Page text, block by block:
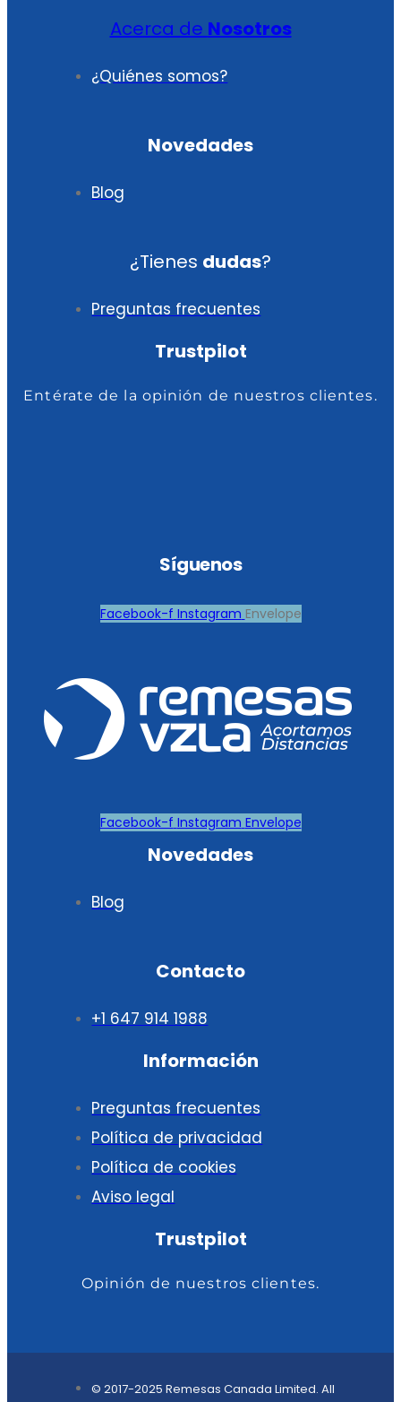
Acerca de Nosotros
¿Quiénes somos?
Novedades
Blog
¿Tienes dudas?
Preguntas frecuentes
Trustpilot
Entérate de la opinión de nuestros clientes.
Síguenos
Facebook-f Instagram Envelope
Facebook-f Instagram Envelope
Novedades
Blog
Contacto
+1 647 914 1988
Información
Preguntas frecuentes
Política de privacidad
Política de cookies
Aviso legal
Trustpilot
Opinión de nuestros clientes.
© 2017-2025 Remesas Canada Limited. All